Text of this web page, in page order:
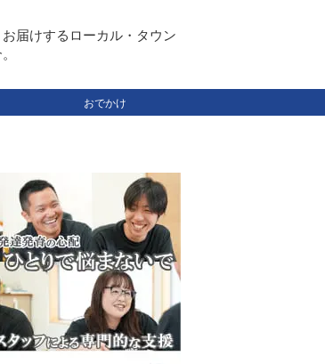
届けするローカル・タウン
おでかけ